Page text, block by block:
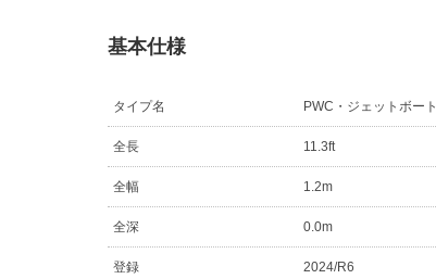
基本仕様
タイプ名 PWC・ジェットボート
全長 11.3ft
全幅 1.2m
全深 0.0m
登録 2024/R6